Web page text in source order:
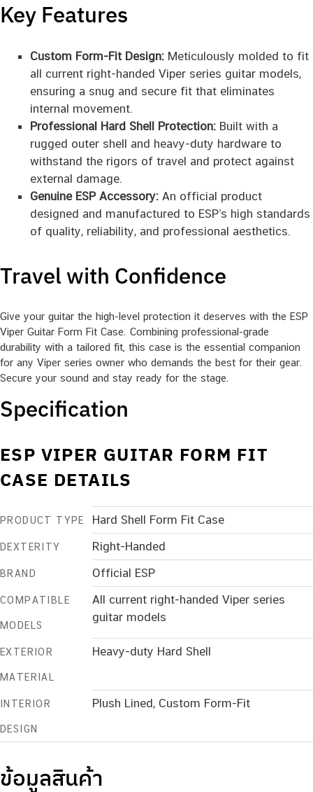
Key Features
Custom Form-Fit Design:Meticulously molded to fit
all current right-handed Viper series guitar models,
ensuring a snug and secure fit that eliminates
internal movement.
Professional Hard Shell Protection:Built with a
rugged outer shell and heavy-duty hardware to
withstand the rigors of travel and protect against
external damage.
Genuine ESP Accessory:An official product
designed and manufactured to ESP’s high standards
of quality, reliability, and professional aesthetics.
Travel with Confidence
Give your guitar the high-level protection it deserves with the ESP
Viper Guitar Form Fit Case. Combining professional-grade
durability with a tailored fit, this case is the essential companion
for any Viper series owner who demands the best for their gear.
Secure your sound and stay ready for the stage.
Specification
ESP VIPER GUITAR FORM FIT
CASE DETAILS
PRODUCT TYPE Hard Shell Form Fit Case
DEXTERITY Right-Handed
BRAND Official ESP
COMPATIBLE
MODELS
All current right-handed Viper series
guitar models
EXTERIOR
MATERIAL
Heavy-duty Hard Shell
INTERIOR
DESIGN
Plush Lined, Custom Form-Fit
ข้อมูลสินค้า